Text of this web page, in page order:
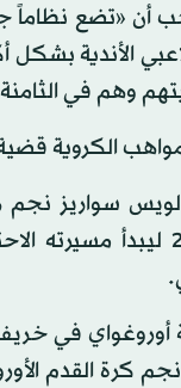
أن «تضع نظاماً
الكروية
سواريز
الرحيل إلى أوروبا
أوروغواي في